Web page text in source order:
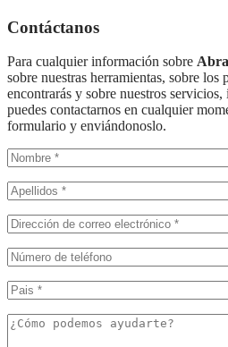
Contáctanos
Para cualquier información sobre
sobre nuestras herramientas, sobre los
encontrarás y sobre nuestros
puedes contactarnos en cualquier
formulario y enviándonoslo.